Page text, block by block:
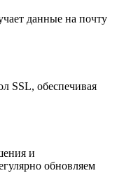
данные на почту
SSL, обеспечивая
и
обновляем